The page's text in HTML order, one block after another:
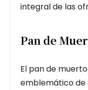
integral de las
Pan de
El pan de
emblemático de